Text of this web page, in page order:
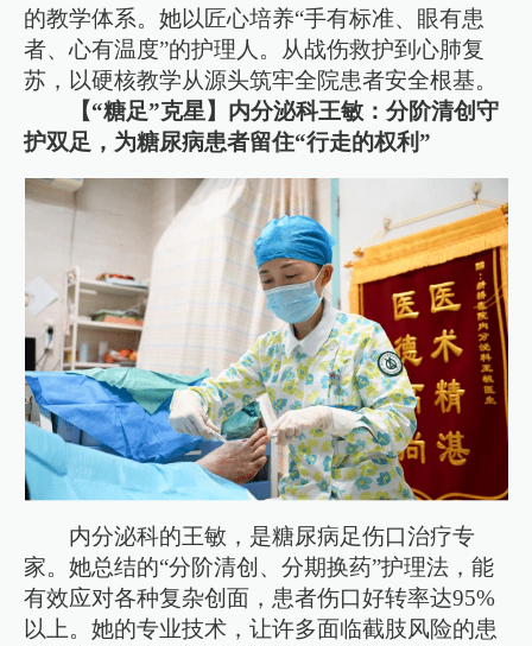
的教学体系。她以匠心培养“手有标准、眼有患
者、心有温度”的护理人。从战伤救护到心肺复
苏，以硬核教学从源头筑牢全院患者安全根基。
【“糖足”克星】内分泌科王敏：分阶清创守
护双足，为糖尿病患者留住“行走的权利”
内分泌科的王敏，是糖尿病足伤口治疗专
家。她总结的“分阶清创、分期换药”护理法，能
有效应对各种复杂创面，患者伤口好转率达95%
以上。她的专业技术，让许多面临截肢风险的患